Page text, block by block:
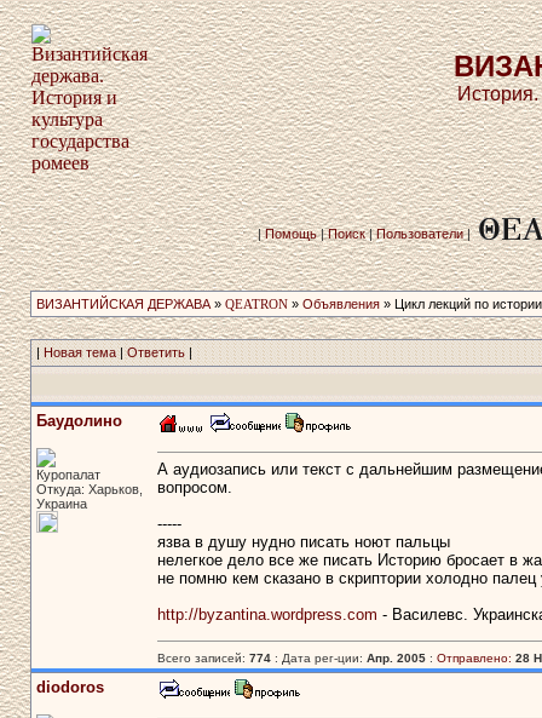
|Помощь|Поиск|Пользователи|
ВИЗАНТИЙСКАЯ ДЕРЖАВА» QEATRON» Объявления» Цикл лекций по
| Новая тема|Ответить|
Баудолино
Куропалат
Откуда: Харьков,
Украина
А аудиозапись или текст с дальнейшим
вопросом.
-----
язва в душу нудно писать ноют пальцы
нелегкое дело все же писать Историю бросает в
не помню кем сказано в скриптории холодно палец
http://byzantina.wordpress.com - Василевс.
Всего записей: 774: Дата рег-ции: Апр. 2005: Отправлено: 28
diodoros